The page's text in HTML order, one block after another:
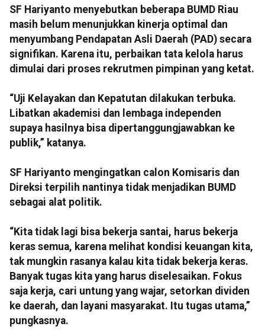
SF Hariyanto menyebutkan beberapa BUMD Riau
masih belum menunjukkan kinerja optimal dan
menyumbang Pendapatan Asli Daerah (PAD) secara
signifikan. Karena itu, perbaikan tata kelola harus
dimulai dari proses rekrutmen pimpinan yang ketat.
“Uji Kelayakan dan Kepatutan dilakukan terbuka.
Libatkan akademisi dan lembaga independen
supaya hasilnya bisa dipertanggungjawabkan ke
publik,” katanya.
SF Hariyanto mengingatkan calon Komisaris dan
Direksi terpilih nantinya tidak menjadikan BUMD
sebagai alat politik.
“Kita tidak lagi bisa bekerja santai, harus bekerja
keras semua, karena melihat kondisi keuangan kita,
tak mungkin rasanya kalau kita tidak bekerja keras.
Banyak tugas kita yang harus diselesaikan. Fokus
saja kerja, cari untung yang wajar, setorkan dividen
ke daerah, dan layani masyarakat. Itu tugas utama,”
pungkasnya.